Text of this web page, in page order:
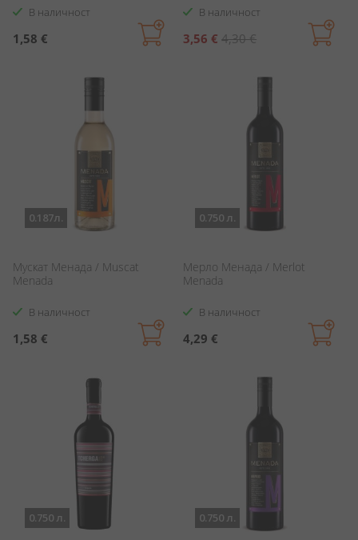
В наличност
1,58 €
В наличност
Специална
3,56 € 4,30 €
0.187л.
Мускат Менада / Muscat
Menada
В наличност
1,58 €
0.750 л.
Мерло Менада / Merlot
Menada
В наличност
4,29 €
0.750 л. 0.750 л.